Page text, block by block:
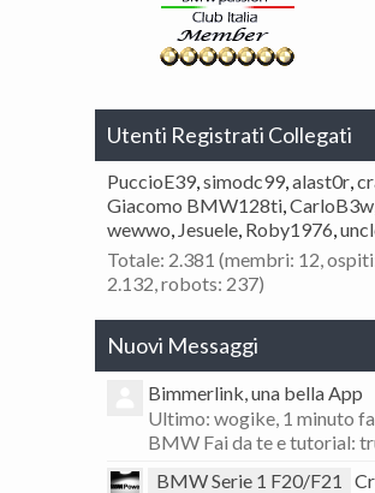
Utenti Registrati Collegati
PuccioE39,simodc99,alast0r,
Giacomo BMW128ti,CarloB3w
wewwo, Jesuele, Roby1976,
Totale: 2.381 (membri: 12,
2.132, robots: 237)
Nuovi Messaggi
Bimmerlink, una bella App
Ultimo: wogike, 1 minuto fa
BMW Serie 1 F20/F21
Cruise control e